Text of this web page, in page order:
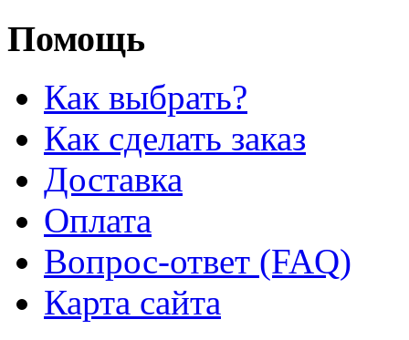
Помощь
Как выбрать?
Как сделать заказ
Доставка
Оплата
Вопрос-ответ (FAQ)
Карта сайта